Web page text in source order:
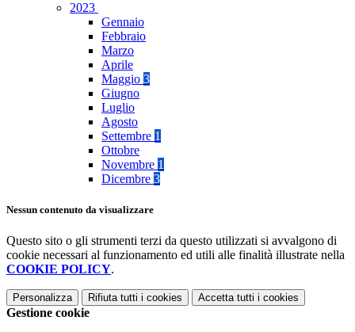
2023
Gennaio
Febbraio
Marzo
Aprile
Maggio 3
Giugno
Luglio
Agosto
Settembre 1
Ottobre
Novembre 1
Dicembre 3
Nessun contenuto da visualizzare
Questo sito o gli strumenti terzi da questo utilizzati si avvalgono di
cookie necessari al funzionamento ed utili alle finalità illustrate nella
COOKIE POLICY.
Personalizza Rifiuta tutti i cookies Accetta tutti i cookies
Gestione cookie